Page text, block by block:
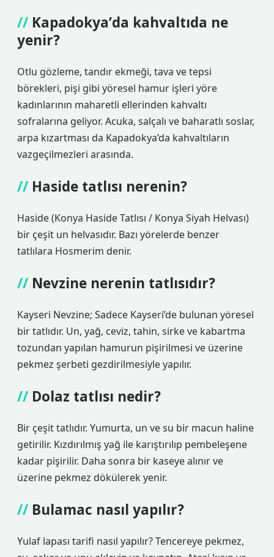
Kapadokya’da kahvaltıda ne
yenir?
Otlu gözleme, tandır ekmeği, tava ve tepsi
börekleri, pişi gibi yöresel hamur işleri yöre
kadınlarının maharetli ellerinden kahvaltı
sofralarına geliyor. Acuka, salçalı ve baharatlı soslar,
arpa kızartması da Kapadokya’da kahvaltıların
vazgeçilmezleri arasında.
Haside tatlısı nerenin?
Haside (Konya Haside Tatlısı / Konya Siyah Helvası)
bir çeşit un helvasıdır. Bazı yörelerde benzer
tatlılara Hosmerim denir.
Nevzine nerenin tatlısıdır?
Kayseri Nevzine; Sadece Kayseri’de bulunan yöresel
bir tatlıdır. Un, yağ, ceviz, tahin, sirke ve kabartma
tozundan yapılan hamurun pişirilmesi ve üzerine
pekmez şerbeti gezdirilmesiyle yapılır.
Dolaz tatlısı nedir?
Bir çeşit tatlıdır. Yumurta, un ve su bir macun haline
getirilir. Kızdırılmış yağ ile karıştırılıp pembeleşene
kadar pişirilir. Daha sonra bir kaseye alınır ve
üzerine pekmez dökülerek yenir.
Bulamac nasıl yapılır?
Yulaf lapası tarifi nasıl yapılır? Tencereye pekmez,